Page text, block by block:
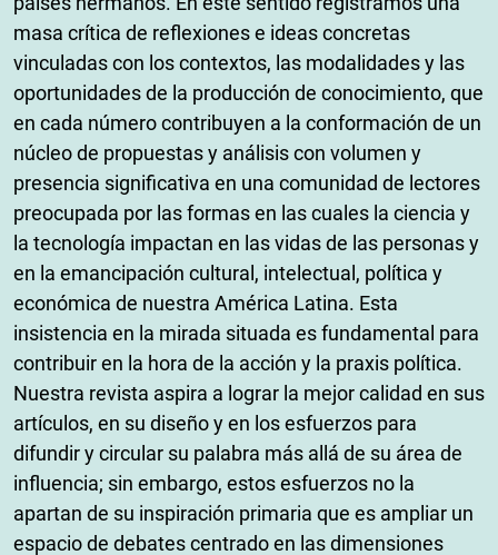
masa crítica de reflexiones e ideas concretas
vinculadas con los contextos, las modalidades y las
oportunidades de la producción de conocimiento, que
en cada número contribuyen a la conformación de un
núcleo de propuestas y análisis con volumen y
presencia significativa en una comunidad de lectores
preocupada por las formas en las cuales la ciencia y
la tecnología impactan en las vidas de las personas y
en la emancipación cultural, intelectual, política y
económica de nuestra América Latina. Esta
insistencia en la mirada situada es fundamental para
contribuir en la hora de la acción y la praxis política.
Nuestra revista aspira a lograr la mejor calidad en sus
artículos, en su diseño y en los esfuerzos para
difundir y circular su palabra más allá de su área de
influencia; sin embargo, estos esfuerzos no la
apartan de su inspiración primaria que es ampliar un
espacio de debates centrado en las dimensiones